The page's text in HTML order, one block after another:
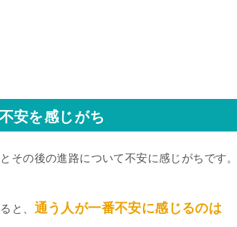
安を感じがち
その後の進路について不安に感じがちです。
と、 通う人が一番不安に感じるのは